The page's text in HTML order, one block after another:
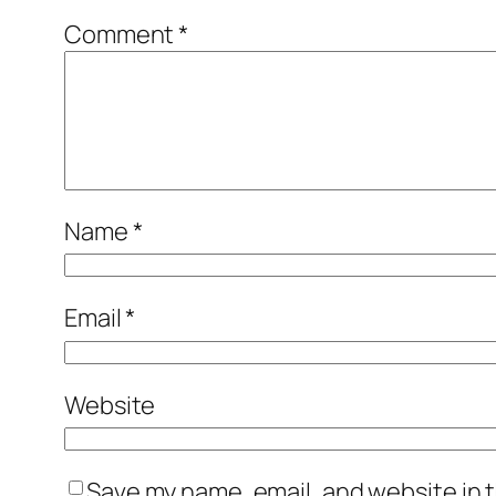
Comment*
Name*
Email*
Website